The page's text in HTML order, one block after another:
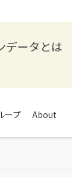
データとは
ープ About